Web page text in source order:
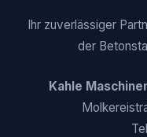
Ihr zuverlässiger
der
Kahle